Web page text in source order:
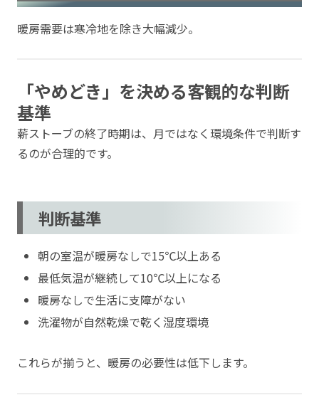
暖房需要は寒冷地を除き大幅減少。
「やめどき」を決める客観的な判断
基準
薪ストーブの終了時期は、月ではなく環境条件で判断す
るのが合理的です。
判断基準
朝の室温が暖房なしで15℃以上ある
最低気温が継続して10℃以上になる
暖房なしで生活に支障がない
洗濯物が自然乾燥で乾く湿度環境
これらが揃うと、暖房の必要性は低下します。